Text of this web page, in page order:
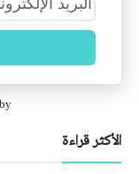
الأكثر قراءة